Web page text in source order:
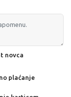
novca
plaćanje